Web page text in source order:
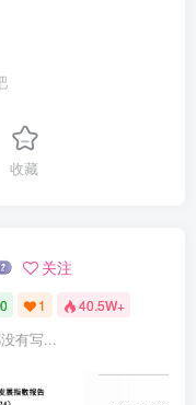
收藏
关注
0 1 40.5W+
有写...